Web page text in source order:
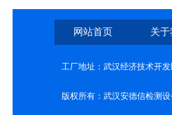
网站首页 关
工厂地址：武汉经济技术开
版权所有：武汉安德信检测